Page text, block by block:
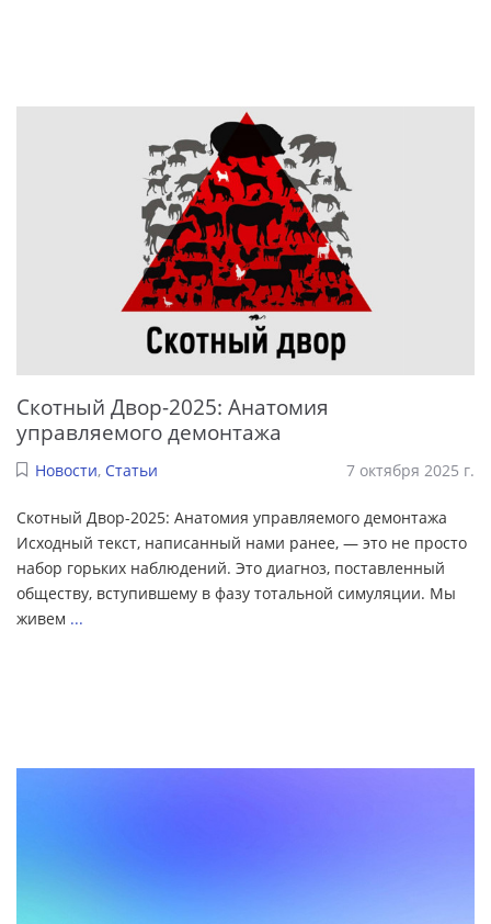
Скотный Двор-2025: Анатомия
управляемого демонтажа
Новости, Статьи 7 октября 2025 г.
Скотный Двор-2025: Анатомия управляемого демонтажа
Исходный текст, написанный нами ранее, — это не просто
набор горьких наблюдений. Это диагноз, поставленный
обществу, вступившему в фазу тотальной симуляции. Мы
живем ...